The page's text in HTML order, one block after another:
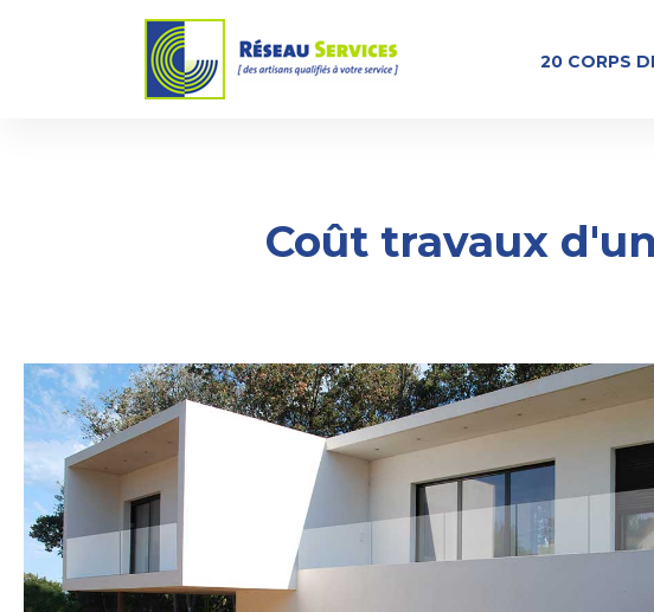
20 CORPS
Coût travaux